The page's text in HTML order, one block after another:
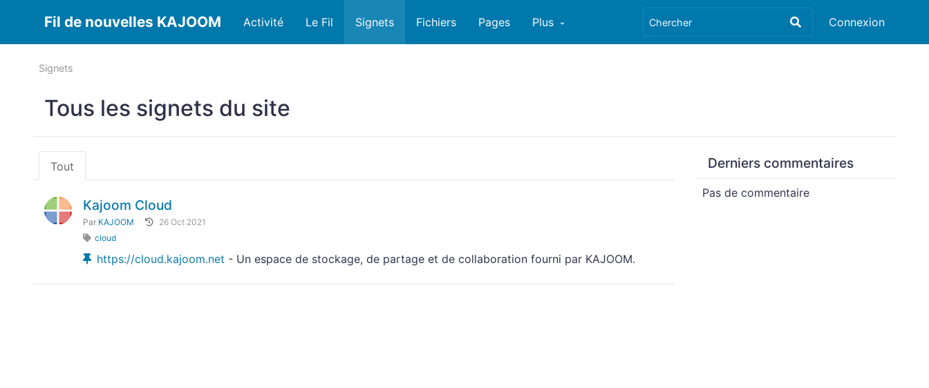
Fil de nouvelles KAJOOM Connexion
Activité Le Fil Signets Fichiers Pages Plus
Signets
Tous les signets du site
Tout
Kajoom Cloud
Par KAJOOM
26 Oct 2021
cloud
https://cloud.kajoom.net - Un espace de stockage, de partage et de collaboration fourni par KAJOOM.
Derniers commentaires
Pas de commentaire